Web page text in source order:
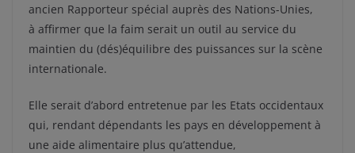
ancien Rapporteur spécial auprès des Nations-Unies,
à affirmer que la faim serait un outil au service du
maintien du (dés)équilibre des puissances sur la scène
internationale.
Elle serait d’abord entretenue par les Etats occidentaux
qui, rendant dépendants les pays en développement à
une aide alimentaire plus qu’attendue,